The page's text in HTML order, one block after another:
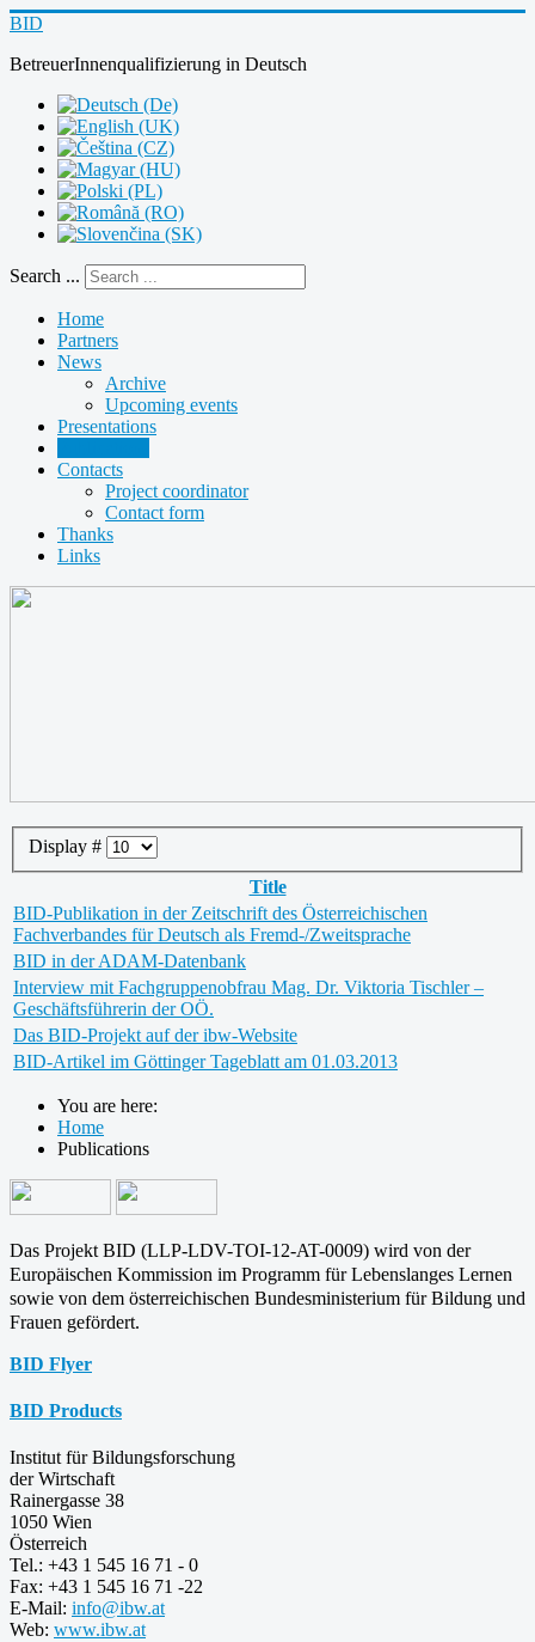
BID
BetreuerInnenqualifizierung in Deutsch
Search ...
Home
Partners
News
Archive
Upcoming events
Presentations
Contacts
Project coordinator
Contact form
Thanks
Links
Display #
Title
BID-Publikation in der Zeitschrift des Österreichischen
Fachverbandes für Deutsch als Fremd-/Zweitsprache
BID in der ADAM-Datenbank
Interview mit Fachgruppenobfrau Mag. Dr. Viktoria Tischler –
Geschäftsführerin der OÖ.
Das BID-Projekt auf der ibw-Website
BID-Artikel im Göttinger Tageblatt am 01.03.2013
You are here:
Home
Publications
Das Projekt BID (LLP-LDV-TOI-12-AT-0009) wird von der
Europäischen Kommission im Programm fürLebenslanges Lernen
sowie von dem österreichischen Bundesministerium für Bildung und
Frauen gefördert.
BID Flyer
BID Products
Institut für Bildungsforschung
der Wirtschaft
Rainergasse 38
1050 Wien
Österreich
Tel.: +43 1 545 16 71 - 0
Fax: +43 1 545 16 71 -22
E-Mail: info@ibw.at
Web: www.ibw.at